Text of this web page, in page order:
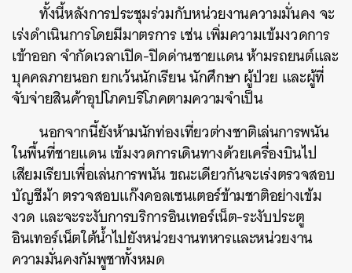
ทั้งนี้หลังการประชุมร่วมกับหน่วยงานความมั่นคง จะ
เร่งดำเนินการโดยมีมาตรการ เช่น เพิ่มความเข้มงวดการ
เข้าออก จำกัดเวลาเปิด-ปิดด่านชายแดน ห้ามรถยนต์และ
บุคคลภายนอก ยกเว้นนักเรียน นักศึกษา ผู้ป่วย และผู้ที่
จับจ่ายสินค้าอุปโภคบริโภคตามความจำเป็น
นอกจากนี้ยังห้ามนักท่องเที่ยวต่างชาติเล่นการพนัน
ในพื้นที่ชายแดน เข้มงวดการเดินทางด้วยเครื่องบินไป
เสียมเรียบเพื่อเล่นการพนัน ขณะเดียวกันจะเร่งตรวจสอบ
บัญชีม้า ตรวจสอบแก๊งคอลเซนเตอร์ข้ามชาติอย่างเข้ม
งวด และจะระงับการบริการอินเทอร์เน็ต-ระงับประตู
อินเทอร์เน็ตใต้น้ำไปยังหน่วยงานทหารและหน่วยงาน
ความมั่นคงกัมพูชาทั้งหมด